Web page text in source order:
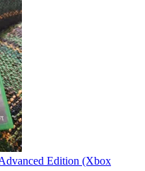
Edition (Xbox